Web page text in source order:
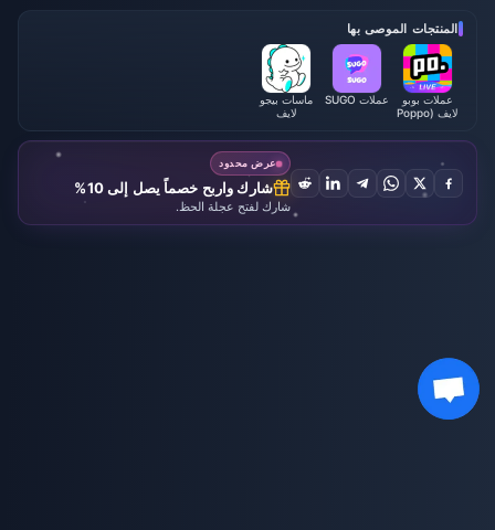
المنتجات الموصى بها
عملات بوبو
لايف (Poppo
عملات SUGO
ماسات بيجو
لايف
عرض محدود
شارك واربح خصماً يصل إلى 10%
شارك لفتح عجلة الحظ.